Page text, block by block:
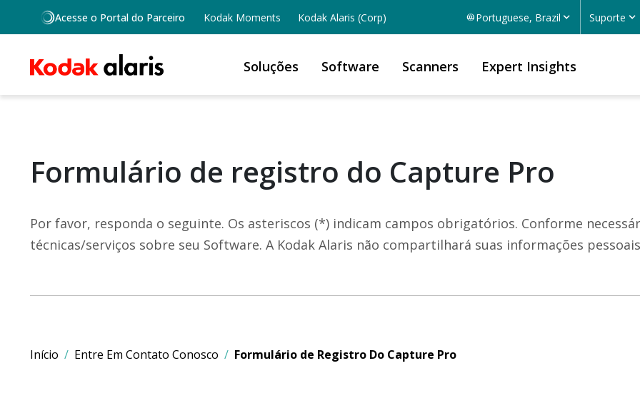
Skip to main content
Acesse o Portal do Parceiro Kodak Moments Kodak Alaris (Corp) Portuguese, Brazil Suporte
Soluções Software Scanners Expert Insights
Formulário de registro do Capture Pro
Por favor, responda o seguinte. Os asteriscos (*) indicam campos obrigatórios. Conforme
técnicas/serviços sobre seu Software. A Kodak Alaris não compartilhará suas informações
Início Entre Em Contato Conosco Formulário de Registro Do Capture Pro